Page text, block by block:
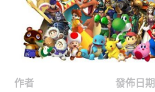
作者
發佈日期